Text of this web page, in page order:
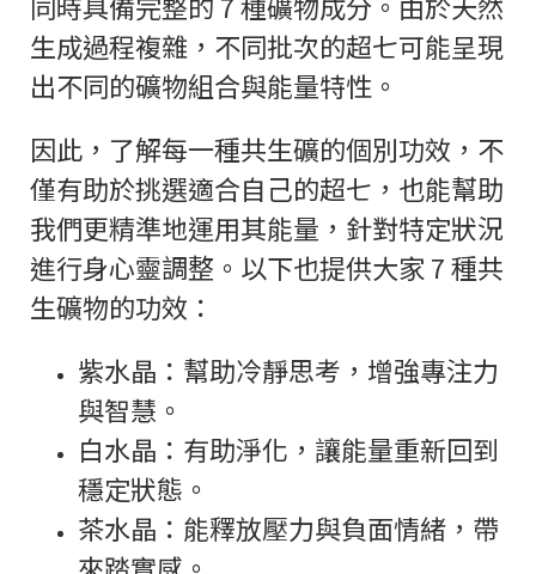
生成過程複雜，不同批次的超七可能呈現
出不同的礦物組合與能量特性。
因此，了解每一種共生礦的個別功效，不
僅有助於挑選適合自己的超七，也能幫助
我們更精準地運用其能量，針對特定狀況
進行身心靈調整。以下也提供大家 7 種共
生礦物的功效：
紫水晶：幫助冷靜思考，增強專注力
與智慧。
白水晶：有助淨化，讓能量重新回到
穩定狀態。
茶水晶：能釋放壓力與負面情緒，帶
來踏實感。